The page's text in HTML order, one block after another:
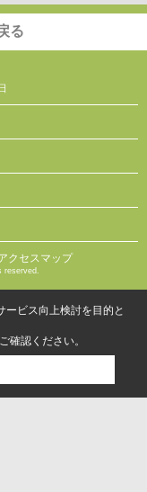
る
アクセスマップ
reserved.
ービス向上検討を目的と
確認ください。